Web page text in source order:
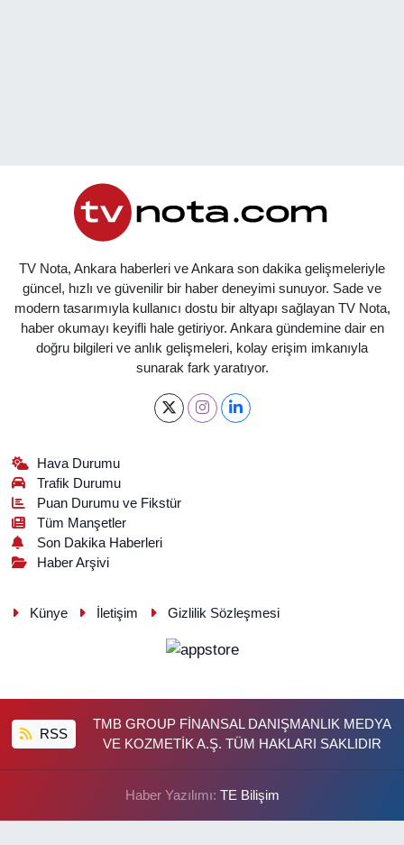
TV Nota, Ankara haberleri ve Ankara son dakika gelişmeleriyle
güncel, hızlı ve güvenilir bir haber deneyimi sunuyor. Sade ve
modern tasarımıyla kullanıcı dostu bir altyapı sağlayan TV Nota,
haber okumayı keyifli hale getiriyor. Ankara gündemine dair en
doğru bilgileri ve anlık gelişmeleri, kolay erişim imkanıyla
sunarak fark yaratıyor.
Hava Durumu
Trafik Durumu
Puan Durumu ve Fikstür
Tüm Manşetler
Son Dakika Haberleri
Haber Arşivi
Künye İletişim Gizlilik Sözleşmesi
RSS
TMB GROUP FİNANSAL DANIŞMANLIK MEDYA
VE KOZMETİK A.Ş. TÜM HAKLARI SAKLIDIR
Haber Yazılımı: TE Bilişim